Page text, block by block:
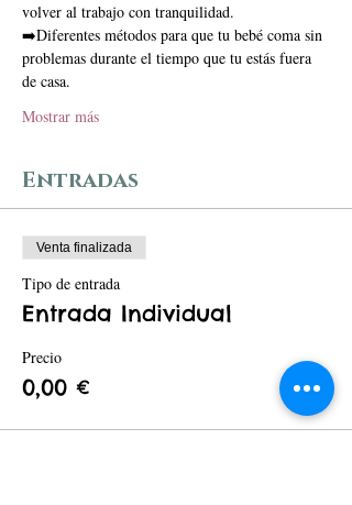
volver al trabajo con tranquilidad.
➡️Diferentes métodos para que tu bebé coma sin
problemas durante el tiempo que tu estás fuera
de casa.
Mostrar más
Entradas
Venta finalizada
Tipo de entrada
Entrada Individual
Precio
0,00 €